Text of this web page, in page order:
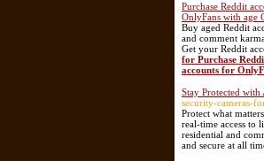
Purchase Reddit
OnlyFans with age
Buy aged Reddit
and comment
Get your Reddit
for Purchase
accounts for
Stay Protected
security-cameras-
Protect what
real-time access
residential and
and secure at all